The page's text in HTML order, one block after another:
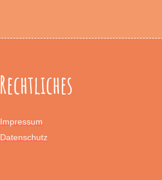
Rechtliches
Impressum
Datenschutz